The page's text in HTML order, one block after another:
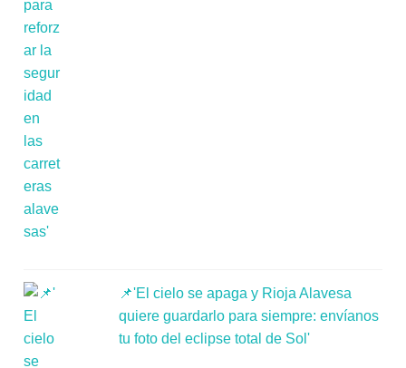
📌'El cielo se apaga y Rioja Alavesa
quiere guardarlo para siempre: envíanos
tu foto del eclipse total de Sol'